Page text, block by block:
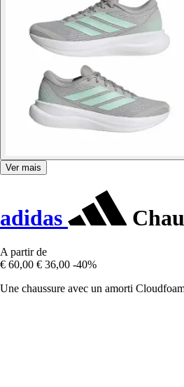
Ver mais
adidas
A partir de
€ 60,00 € 36,00 -40%
Une chaussure avec un amorti